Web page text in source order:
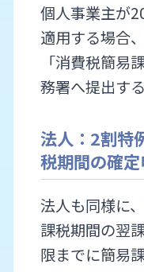
個人事業主が
適用する場合、
「消費税簡易
務署へ提出す
法人：2割特
税期間の確
法人も同様に
課税期間の翌
限までに簡易